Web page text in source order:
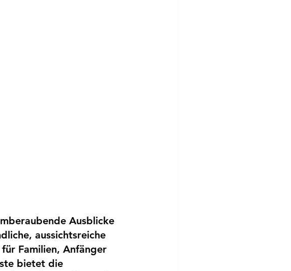
Ausblicke
aussichtsreiche
Familien, Anfänger
bietet die